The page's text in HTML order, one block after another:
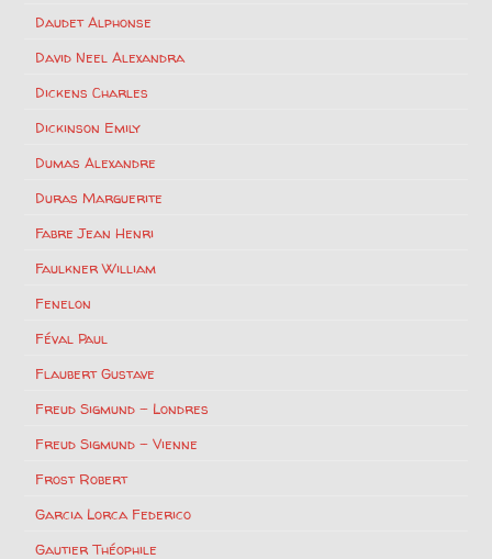
Daudet Alphonse
David Neel Alexandra
Dickens Charles
Dickinson Emily
Dumas Alexandre
Duras Marguerite
Fabre Jean Henri
Faulkner William
Fenelon
Féval Paul
Flaubert Gustave
Freud Sigmund – Londres
Freud Sigmund – Vienne
Frost Robert
Garcia Lorca Federico
Gautier Théophile